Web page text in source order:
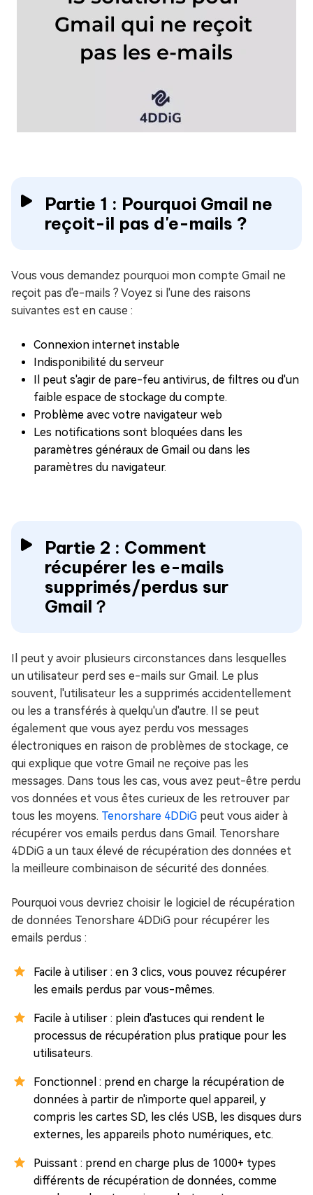
Partie 1 : Pourquoi Gmail ne
reçoit-il pas d'e-mails ?
Vous vous demandez pourquoi mon compte Gmail ne
reçoit pas d'e-mails ? Voyez si l'une des raisons
suivantes est en cause :
Connexion internet instable
Indisponibilité du serveur
Il peut s'agir de pare-feu antivirus, de filtres ou d'un
faible espace de stockage du compte.
Problème avec votre navigateur web
Les notifications sont bloquées dans les
paramètres généraux de Gmail ou dans les
paramètres du navigateur.
Partie 2 : Comment
récupérer les e-mails
supprimés/perdus sur
Gmail？
Il peut y avoir plusieurs circonstances dans lesquelles
un utilisateur perd ses e-mails sur Gmail. Le plus
souvent, l'utilisateur les a supprimés accidentellement
ou les a transférés à quelqu'un d'autre. Il se peut
également que vous ayez perdu vos messages
électroniques en raison de problèmes de stockage, ce
qui explique que votre Gmail ne reçoive pas les
messages. Dans tous les cas, vous avez peut-être perdu
vos données et vous êtes curieux de les retrouver par
tous les moyens. Tenorshare 4DDiG peut vous aider à
récupérer vos emails perdus dans Gmail. Tenorshare
4DDiG a un taux élevé de récupération des données et
la meilleure combinaison de sécurité des données.
Pourquoi vous devriez choisir le logiciel de récupération
de données Tenorshare 4DDiG pour récupérer les
emails perdus :
Facile à utiliser : en 3 clics, vous pouvez récupérer
les emails perdus par vous-mêmes.
Facile à utiliser : plein d'astuces qui rendent le
processus de récupération plus pratique pour les
utilisateurs.
Fonctionnel : prend en charge la récupération de
données à partir de n'importe quel appareil, y
compris les cartes SD, les clés USB, les disques durs
externes, les appareils photo numériques, etc.
Puissant : prend en charge plus de 1000+ types
différents de récupération de données, comme